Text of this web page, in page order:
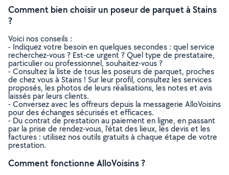
Comment bien choisir un poseur de parquet à Stains
?
Voici nos conseils :
- Indiquez votre besoin en quelques secondes : quel service
recherchez-vous ? Est-ce urgent ? Quel type de prestataire,
particulier ou professionnel, souhaitez-vous ?
- Consultez la liste de tous les poseurs de parquet, proches
de chez vous à Stains ! Sur leur profil, consultez les services
proposés, les photos de leurs réalisations, les notes et avis
laissés par leurs clients.
- Conversez avec les offreurs depuis la messagerie AlloVoisins
pour des échanges sécurisés et efficaces.
- Du contrat de prestation au paiement en ligne, en passant
par la prise de rendez-vous, l’état des lieux, les devis et les
factures : utilisez nos outils gratuits à chaque étape de votre
prestation.
Comment fonctionne AlloVoisins ?